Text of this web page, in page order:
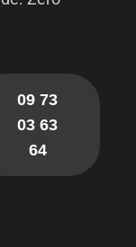
09 73
03 63
64